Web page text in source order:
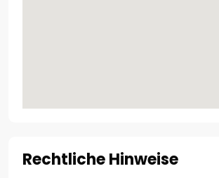
Rechtliche Hinweise